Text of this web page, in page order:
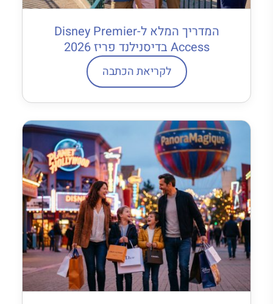
המדריך המלא ל-Disney Premier
Access בדיסנילנד פריז 2026
לקריאת הכתבה